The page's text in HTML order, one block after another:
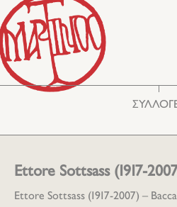
Ettore Sottsass (1917-
Ettore Sottsass (1917-2007) –